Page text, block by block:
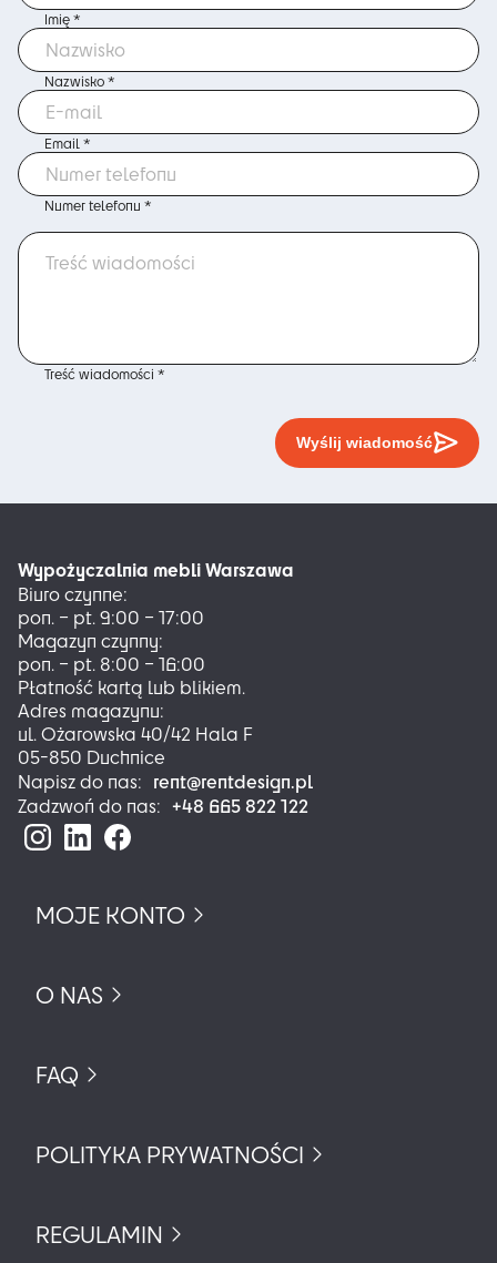
Imię *
Nazwisko *
Email *
Numer telefonu *
Treść wiadomości *
Wyślij wiadomość
Wypożyczalnia mebli Warszawa
Biuro czynne:
pon. – pt. 9:00 – 17:00
Magazyn czynny:
pon. – pt. 8:00 – 16:00
Płatność kartą lub blikiem.
Adres magazynu:
ul. Ożarowska 40/42 Hala F
05-850 Duchnice
Napisz do nas: rent@rentdesign.pl
Zadzwoń do nas: +48 665 822 122
MOJE KONTO
O NAS
FAQ
POLITYKA PRYWATNOŚCI
REGULAMIN